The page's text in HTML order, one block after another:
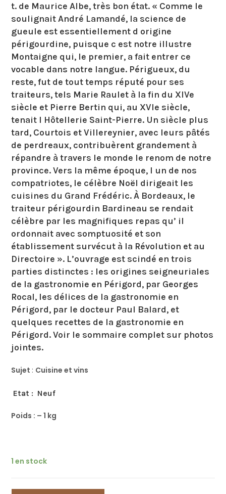
t. de Maurice Albe, très bon état. « Comme le
soulignait André Lamandé, la science de
gueule est essentiellement d origine
périgourdine, puisque c est notre illustre
Montaigne qui, le premier, a fait entrer ce
vocable dans notre langue. Périgueux, du
reste, fut de tout temps réputé pour ses
traiteurs, tels Marie Raulet à la fin du XIVe
siècle et Pierre Bertin qui, au XVIe siècle,
tenait l Hôtellerie Saint-Pierre. Un siècle plus
tard, Courtois et Villereynier, avec leurs pâtés
de perdreaux, contribuèrent grandement à
répandre à travers le monde le renom de notre
province. Vers la même époque, l un de nos
compatriotes, le célèbre Noël dirigeait les
cuisines du Grand Frédéric. À Bordeaux, le
traiteur périgourdin Bardineau se rendait
célèbre par les magnifiques repas qu’ il
ordonnait avec somptuosité et son
établissement survécut à la Révolution et au
Directoire ». L’ouvrage est scindé en trois
parties distinctes : les origines seigneuriales
de la gastronomie en Périgord, par Georges
Rocal, les délices de la gastronomie en
Périgord, par le docteur Paul Balard, et
quelques recettes de la gastronomie en
Périgord. Voir le sommaire complet sur photos
jointes.
Sujet : Cuisine et vins
Etat : Neuf
Poids : – 1 kg
1 en stock